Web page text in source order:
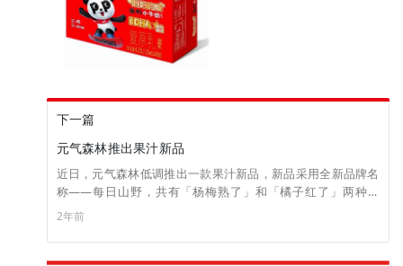
下一篇
元气森林推出果汁新品
近日，元气森林低调推出一款果汁新品，新品采用全新品牌名
称——每日山野，共有「杨梅熟了」和「橘子红了」两种口
味。两款新品分别甄选福建漳州的东魁杨梅和四川的大红袍红
橘，富含丰富的维生素c，其中，橘子红了果汁总含量≥30%，
杨梅熟了果蔬汁总含量≥40%。（来源：食品板）
2年前